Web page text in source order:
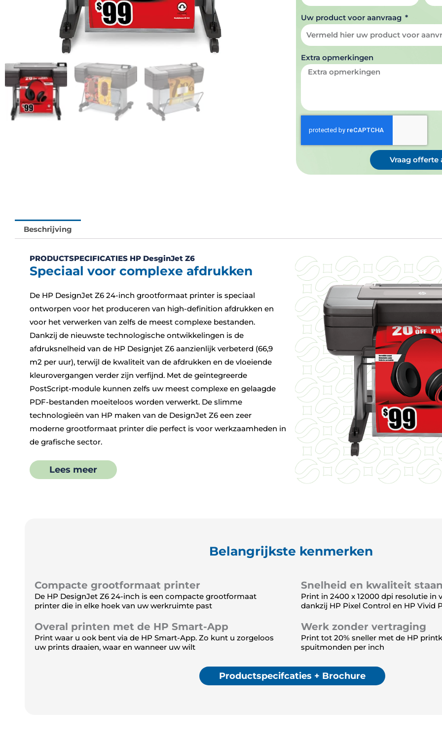
Uw product voor aanvraag
Extra opmerkingen
Vraag offerte
Beschrijving
PRODUCTSPECIFICATIES HP DesginJet Z6
Speciaal voor complexe afdrukken
De HP DesignJet Z6 24-inch grootformaat printer is speciaal
ontworpen voor het produceren van high-definition afdrukken en
voor het verwerken van zelfs de meest complexe bestanden.
Dankzij de nieuwste technologische ontwikkelingen is de
afdruksnelheid van de HP Designjet Z6 aanzienlijk verbeterd (66,9
m2 per uur), terwijl de kwaliteit van de afdrukken en de vloeiende
kleurovergangen verder zijn verfijnd. Met de geïntegreerde
PostScript-module kunnen zelfs uw meest complexe en gelaagde
PDF-bestanden moeiteloos worden verwerkt. De slimme
technologieën van HP maken van de DesignJet Z6 een zeer
moderne grootformaat printer die perfect is voor werkzaamheden in
de grafische sector.
Lees meer
Belangrijkste kenmerken
Compacte grootformaat printer
De HP DesignJet Z6 24-inch is een compacte grootformaat
printer die in elke hoek van uw werkruimte past
Overal printen met de HP Smart-App
Print waar u ook bent via de HP Smart-App. Zo kunt u zorgeloos
uw prints draaien, waar en wanneer uw wilt
Snelheid en kwaliteit
Print in 2400 x 12000 dpi resolutie in
dankzij HP Pixel Control en HP Vivid
Werk zonder vertraging
Print tot 20% sneller met de HP
spuitmonden per inch
Productspecifcaties + Brochure